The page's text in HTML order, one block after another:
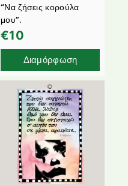
“Να ζήσεις κορούλα
μου”.
€10
Διαμόρφωση